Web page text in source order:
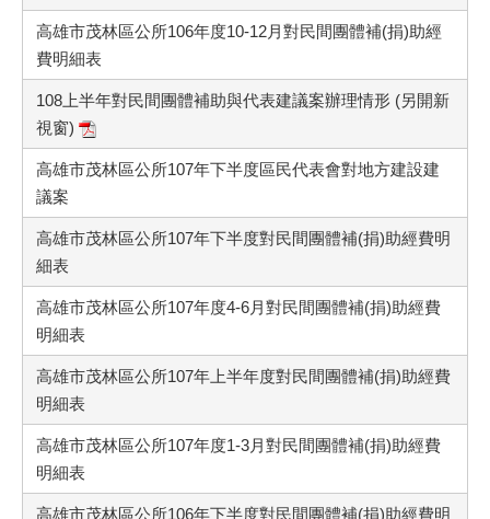
高雄市茂林區公所106年度10-12月對民間團體補(捐)助經
費明細表
108上半年對民間團體補助與代表建議案辦理情形 (另開新
視窗)
高雄市茂林區公所107年下半度區民代表會對地方建設建
議案
高雄市茂林區公所107年下半度對民間團體補(捐)助經費明
細表
高雄市茂林區公所107年度4-6月對民間團體補(捐)助經費
明細表
高雄市茂林區公所107年上半年度對民間團體補(捐)助經費
明細表
高雄市茂林區公所107年度1-3月對民間團體補(捐)助經費
明細表
高雄市茂林區公所106年下半度對民間團體補(捐)助經費明